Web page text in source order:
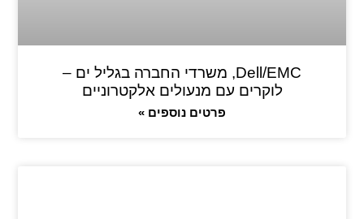
Dell/EMC, משרדי החברה בגליל ים –
לוקרים עם מנעולים אלקטרוניים
פרטים נוספים »